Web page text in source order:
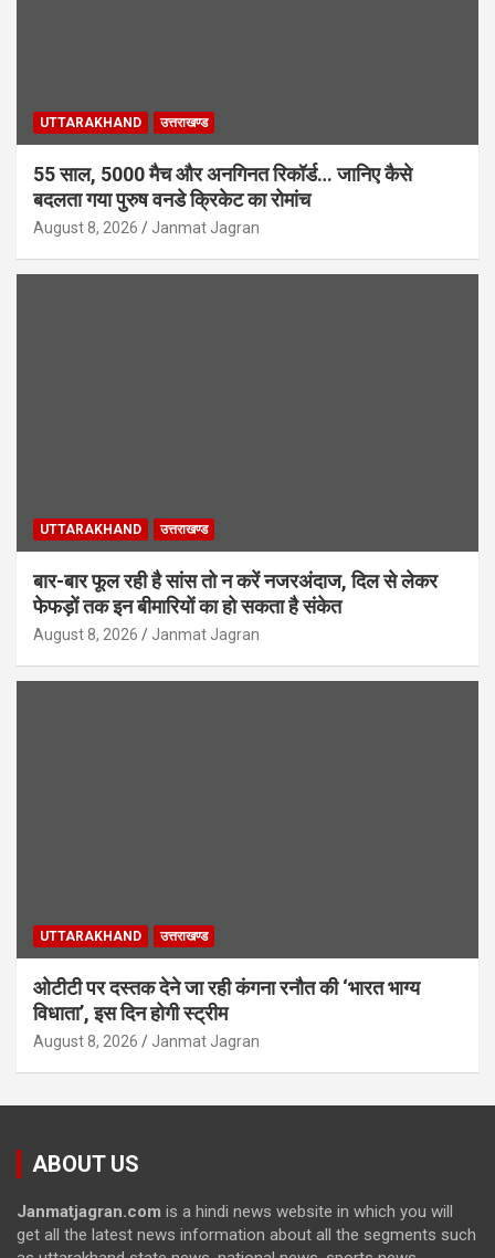
UTTARAKHAND उत्तराखण्ड
55 साल, 5000 मैच और अनगिनत रिकॉर्ड… जानिए कैसे
बदलता गया पुरुष वनडे क्रिकेट का रोमांच
August 8, 2026 Janmat Jagran
UTTARAKHAND उत्तराखण्ड
बार-बार फूल रही है सांस तो न करें नजरअंदाज, दिल से लेकर
फेफड़ों तक इन बीमारियों का हो सकता है संकेत
August 8, 2026 Janmat Jagran
UTTARAKHAND उत्तराखण्ड
ओटीटी पर दस्तक देने जा रही कंगना रनौत की ‘भारत भाग्य
विधाता’, इस दिन होगी स्ट्रीम
August 8, 2026 Janmat Jagran
ABOUT US
Janmatjagran.com is a hindi news website in which you will
get all the latest news information about all the segments such